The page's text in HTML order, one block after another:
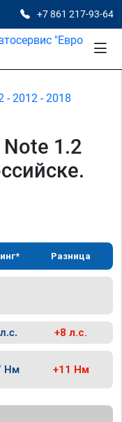
+7 861 217-93-64
- 2012 - 2018
1.2
Разница
+8 л.с.
Нм +11 Нм